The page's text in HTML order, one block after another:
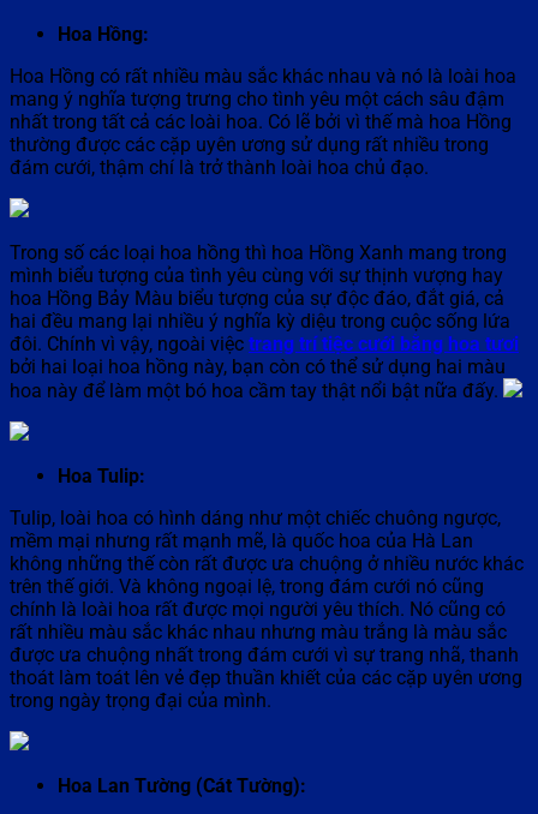
Hoa Hồng:
Hoa Hồng có rất nhiều màu sắc khác nhau và nó là loài hoa
mang ý nghĩa tượng trưng cho tình yêu một cách sâu đậm
nhất trong tất cả các loài hoa. Có lẽ bởi vì thế mà hoa Hồng
thường được các cặp uyên ương sử dụng rất nhiều trong
đám cưới, thậm chí là trở thành loài hoa chủ đạo.
Trong số các loại hoa hồng thì hoa Hồng Xanh mang trong
mình biểu tượng của tình yêu cùng với sự thịnh vượng hay
hoa Hồng Bảy Màu biểu tượng của sự độc đáo, đắt giá, cả
hai đều mang lại nhiều ý nghĩa kỳ diệu trong cuộc sống lứa
đôi. Chính vì vậy, ngoài việc trang trí tiệc cưới bằng hoa tươi
bởi hai loại hoa hồng này, bạn còn có thể sử dụng hai màu
hoa này để làm một bó hoa cầm tay thật nổi bật nữa đấy.
Hoa Tulip:
Tulip, loài hoa có hình dáng như một chiếc chuông ngược,
mềm mại nhưng rất mạnh mẽ, là quốc hoa của Hà Lan
không những thế còn rất được ưa chuộng ở nhiều nước khác
trên thế giới. Và không ngoại lệ, trong đám cưới nó cũng
chính là loài hoa rất được mọi người yêu thích. Nó cũng có
rất nhiều màu sắc khác nhau nhưng màu trắng là màu sắc
được ưa chuộng nhất trong đám cưới vì sự trang nhã, thanh
thoát làm toát lên vẻ đẹp thuần khiết của các cặp uyên ương
trong ngày trọng đại của mình.
Hoa Lan Tường (Cát Tường):